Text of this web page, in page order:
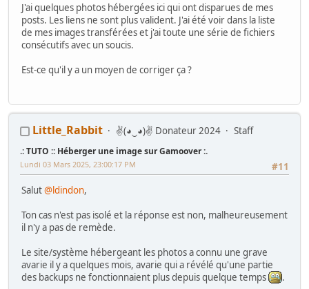
J'ai quelques photos hébergées ici qui ont disparues de mes
posts. Les liens ne sont plus valident. J'ai été voir dans la liste
de mes images transférées et j'ai toute une série de fichiers
consécutifs avec un soucis.
Est-ce qu'il y a un moyen de corriger ça ?
Little_Rabbit ✌(◕‿◕)✌ Donateur 2024 Staff
.: TUTO :: Héberger une image sur Gamoover :.
#11
Lundi 03 Mars 2025, 23:00:17 PM
Salut@ldindon,
Ton cas n'est pas isolé et la réponse est non, malheureusement
il n'y a pas de remède.
Le site/système hébergeant les photos a connu une grave
avarie il y a quelques mois, avarie qui a révélé qu'une partie
des backups ne fonctionnaient plus depuis quelque temps
.